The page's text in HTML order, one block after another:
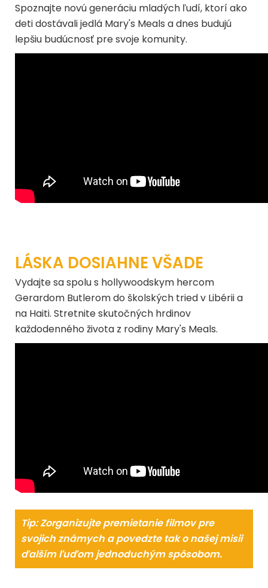
Spoznajte novú generáciu mladých ľudí, ktorí ako
deti dostávali jedlá Mary's Meals a dnes budujú
lepšiu budúcnosť pre svoje komunity.
LÁSKA DOSIAHNE VŠADE
Vydajte sa spolu s hollywoodskym hercom
Gerardom Butlerom do školských tried v Libérii a
na Haiti. Stretnite skutočných hrdinov
každodenného života z rodiny Mary's Meals.
Tip: Zorganizujte premietanie filmov pre
svojich známych a povedzte tak o našej misii
ďalším ľuďom jednoduchým spôsobom.